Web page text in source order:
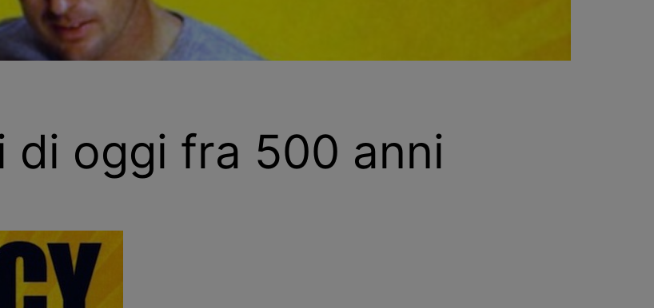
oggi fra 500 anni